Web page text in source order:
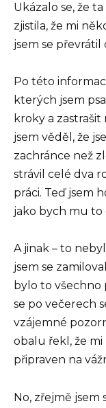
Ukázalo se, že
zjistila, že mi
jsem se převrátil
Po této
kterých jsem
kroky a zastrašit
jsem věděl, že
zachránce než
strávil celé dva
práci. Teď jsem
jako bych mu to
A jinak – to
jsem se
bylo to všechno
se po večerech
vzájemné
obalu řekl, že
připraven na
No, zřejmě jsem